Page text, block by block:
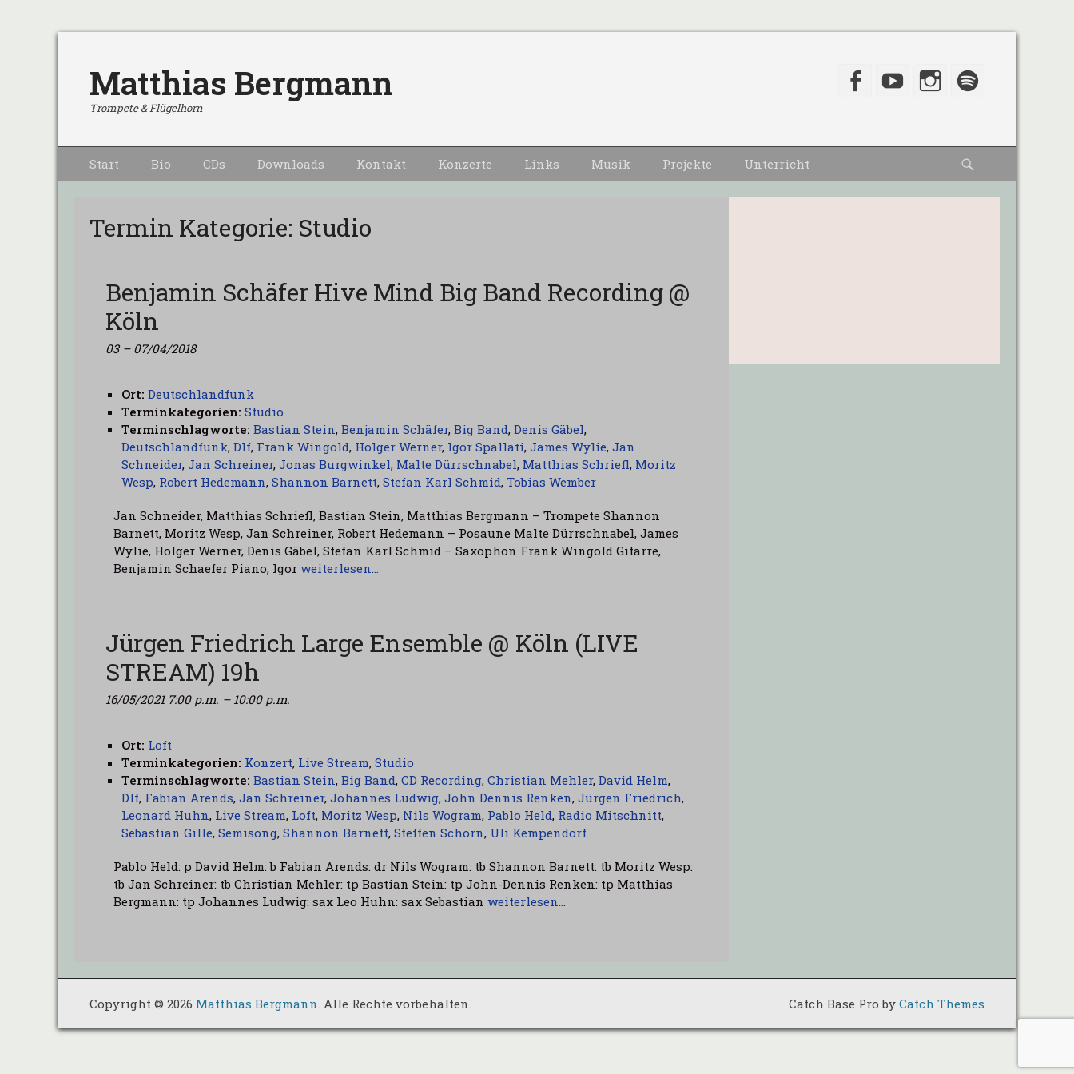
Matthias Bergmann
Trompete & Flügelhorn
Facebook
YouTubeInstagram
Primärmenu
zum
Start Bio CDs Downloads Kontakt Konzerte Links Musik Projekte Unterricht
Termin Kategorie: Studio
Benjamin Schäfer Hive Mind Big Band Recording @
Köln
03– 07/04/2018
Ort: Deutschlandfunk
Terminkategorien: Studio
Terminschlagworte: Bastian Stein, Benjamin Schäfer, Big Band, Denis Gäbel,
Deutschlandfunk, Dlf, Frank Wingold, Holger Werner, Igor Spallati, James Wylie, Jan
Schneider, Jan Schreiner, Jonas Burgwinkel, Malte Dürrschnabel, Matthias Schriefl, Moritz
Wesp, Robert Hedemann, Shannon Barnett, Stefan Karl Schmid, Tobias Wember
Jan Schneider, Matthias Schriefl, Bastian Stein, Matthias Bergmann – Trompete Shannon
Barnett, Moritz Wesp, Jan Schreiner, Robert Hedemann – Posaune Malte Dürrschnabel, James
Wylie, Holger Werner, Denis Gäbel, Stefan Karl Schmid – Saxophon Frank Wingold Gitarre,
Benjamin Schaefer Piano, Igor weiterlesen…
Jürgen Friedrich Large Ensemble @ Köln (LIVE
STREAM) 19h
16/05/2021 7:00 p.m. – 10:00 p.m.
Ort: Loft
Terminkategorien: Konzert, Live Stream, Studio
Terminschlagworte: Bastian Stein, Big Band, CD Recording, Christian Mehler, David Helm,
Dlf, Fabian Arends, Jan Schreiner, Johannes Ludwig, John Dennis Renken, Jürgen Friedrich,
Leonard Huhn, Live Stream, Loft, Moritz Wesp, Nils Wogram, Pablo Held, Radio Mitschnitt,
Sebastian Gille, Semisong, Shannon Barnett, Steffen Schorn, Uli Kempendorf
Pablo Held: p David Helm: b Fabian Arends: dr Nils Wogram: tb Shannon Barnett: tb Moritz Wesp:
tb Jan Schreiner: tb Christian Mehler: tp Bastian Stein: tp John-Dennis Renken: tp Matthias
Bergmann: tp Johannes Ludwig: sax Leo Huhn: sax Sebastian weiterlesen…
Copyright © 2026 Matthias Bergmann. Alle Rechte vorbehalten. Catch Base Pro by Catch Themes